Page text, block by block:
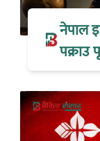
नेपाल
पक्राउ